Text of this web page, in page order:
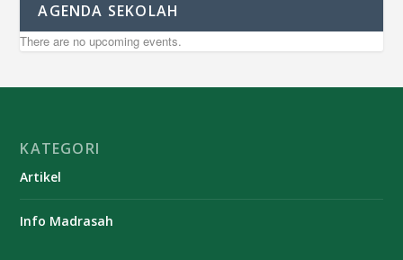
AGENDA SEKOLAH
There are no upcoming events.
KATEGORI
Artikel
Info Madrasah